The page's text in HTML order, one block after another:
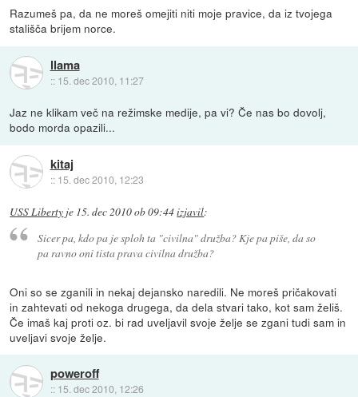
Razumeš pa, da ne moreš omejiti niti moje pravice, da iz tvojega
stališča brijem norce.
llama
:: 15. dec 2010, 11:27
Jaz ne klikam več na režimske medije, pa vi? Če nas bo dovolj,
bodo morda opazili...
kitaj
:: 15. dec 2010, 12:23
USS Liberty je 15. dec 2010 ob 09:44izjavil:
Sicer pa, kdo pa je sploh ta "civilna" družba? Kje pa piše, da so
pa ravno oni tista prava civilna družba?
Oni so se zganili in nekaj dejansko naredili. Ne moreš pričakovati
in zahtevati od nekoga drugega, da dela stvari tako, kot sam želiš.
Če imaš kaj proti oz. bi rad uveljavil svoje želje se zgani tudi sam in
uveljavi svoje želje.
poweroff
:: 15. dec 2010, 12:26